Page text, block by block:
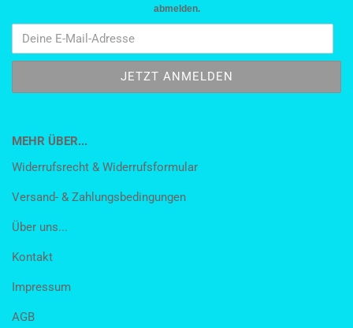
abmelden.
MEHR ÜBER...
Widerrufsrecht & Widerrufsformular
Versand- & Zahlungsbedingungen
Über uns...
Kontakt
Impressum
AGB